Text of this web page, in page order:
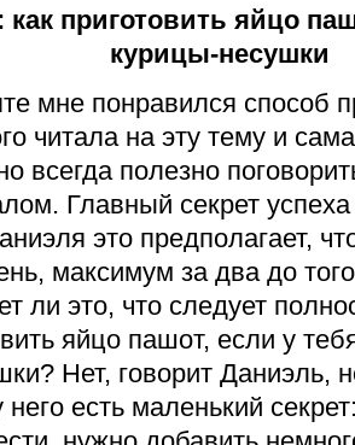
приготовить яйцо
курицы-несушки
мне понравился способ
читала на эту тему и
всегда полезно
Главный секрет
это предполагает,
максимум за два до
ли это, что следует
яйцо пашот, если у
Нет, говорит Даниэль,
него есть маленький